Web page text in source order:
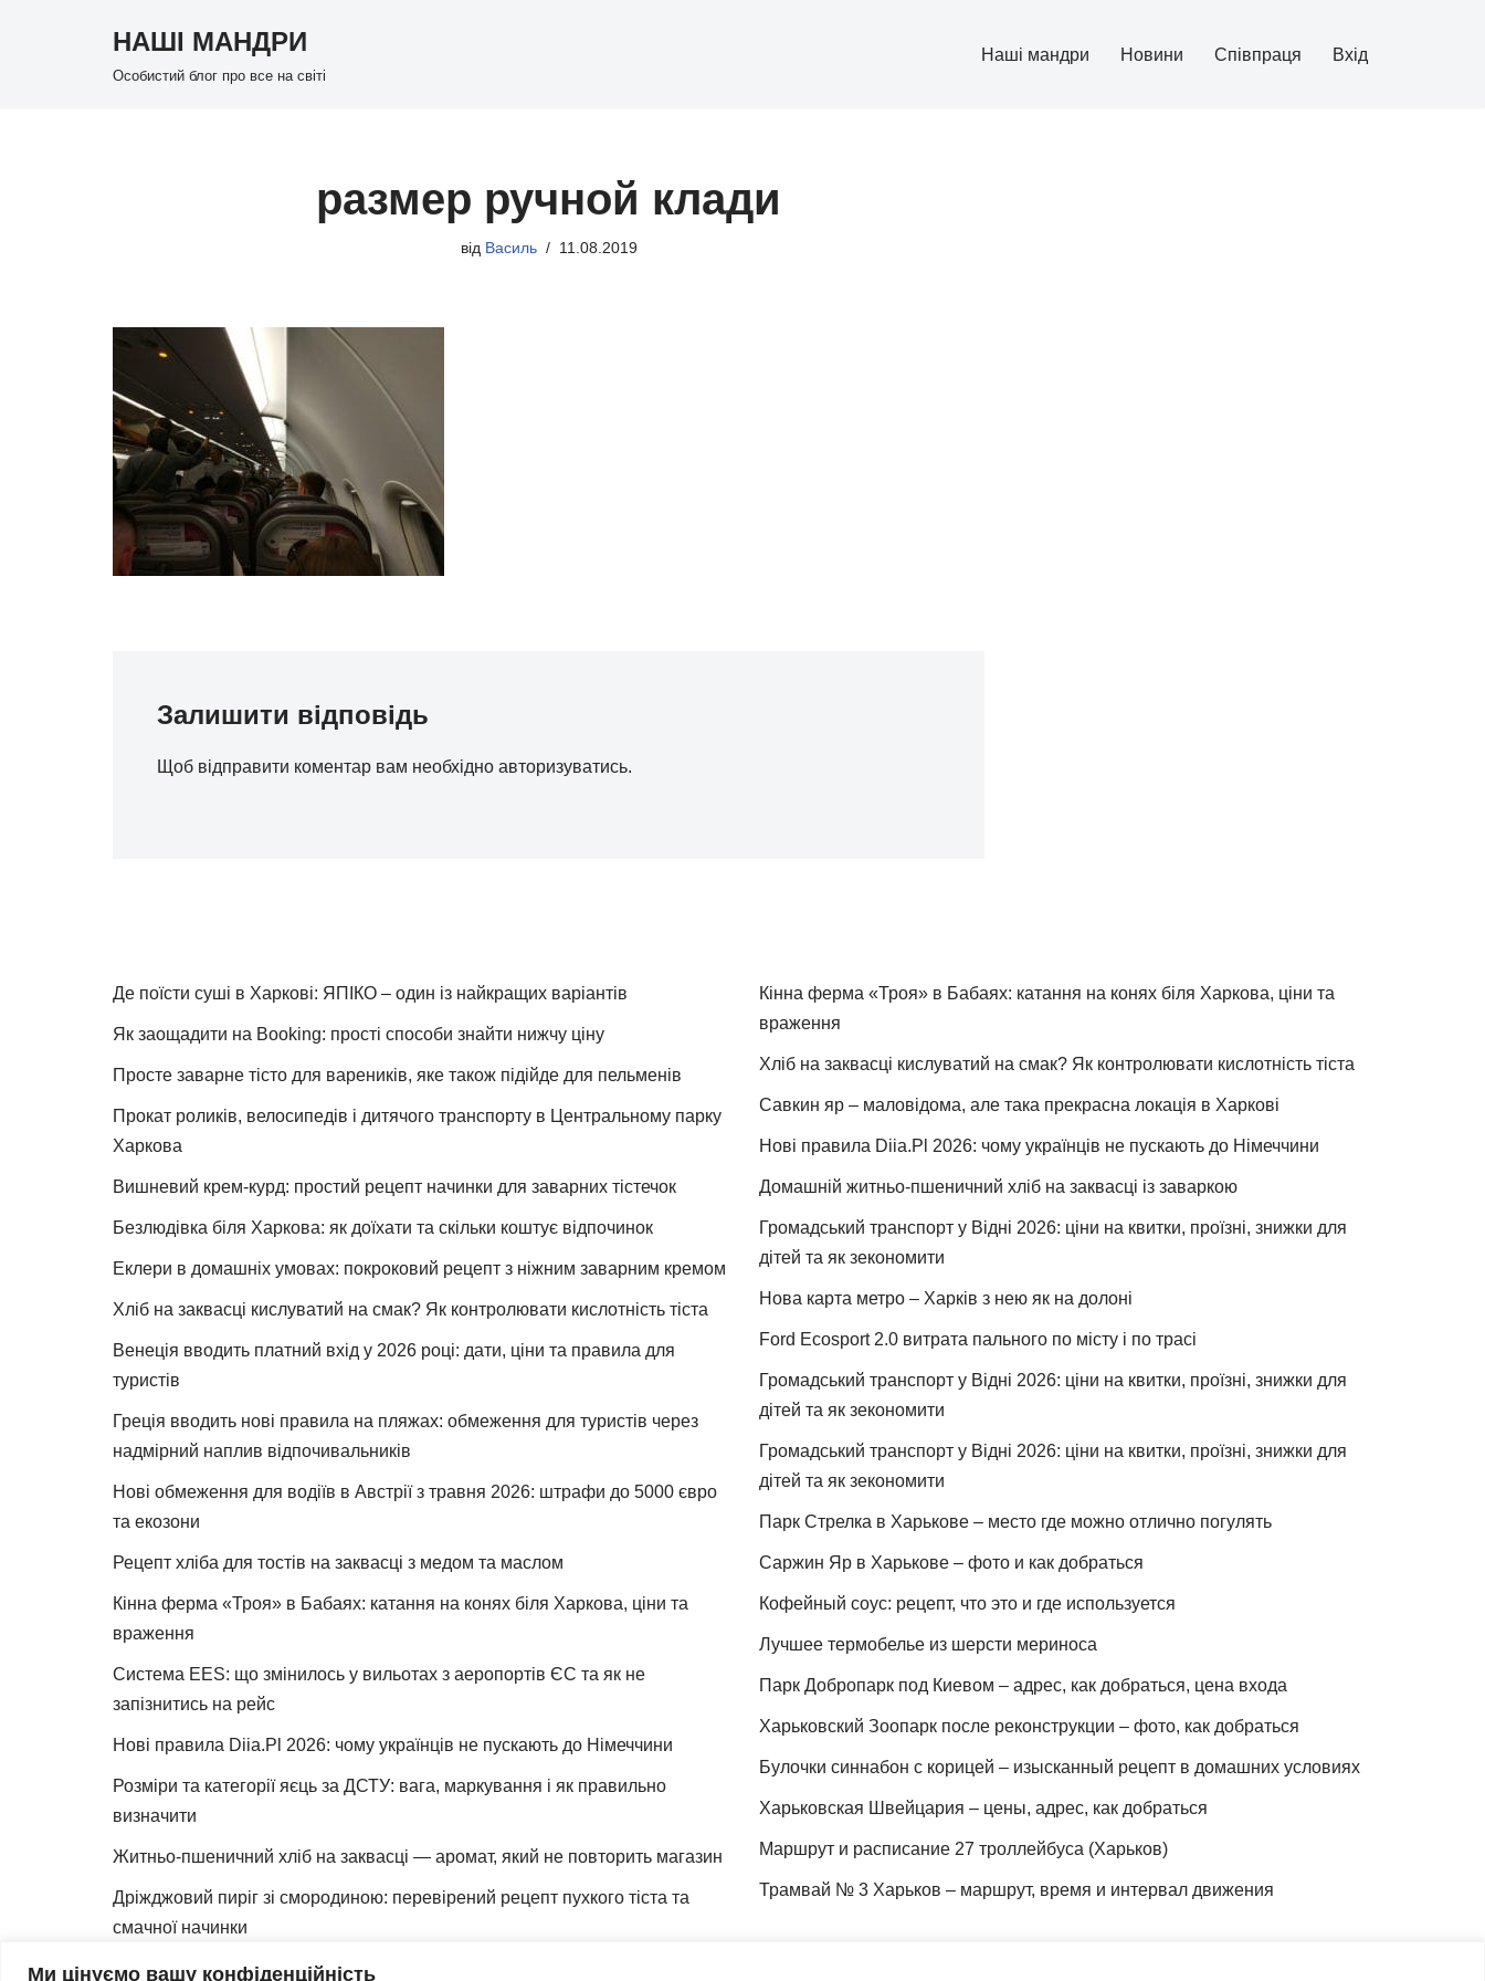
Ми цінуємо вашу конфіденційність
НАШІ МАНДРИ
Особистий блог про все на світі
Наші мандри Новини Співпраця Вхід
размер ручной клади
від Василь 11.08.2019
Залишити відповідь
Щоб відправити коментар вам необхідно авторизуватись.
Де поїсти суші в Харкові: ЯПІКО – один із найкращих варіантів
Як заощадити на Booking: прості способи знайти нижчу ціну
Просте заварне тісто для вареників, яке також підійде для пельменів
Прокат роликів, велосипедів і дитячого транспорту в Центральному парку
Харкова
Вишневий крем-курд: простий рецепт начинки для заварних тістечок
Безлюдівка біля Харкова: як доїхати та скільки коштує відпочинок
Еклери в домашніх умовах: покроковий рецепт з ніжним заварним кремом
Хліб на заквасці кислуватий на смак? Як контролювати кислотність тіста
Венеція вводить платний вхід у 2026 році: дати, ціни та правила для
туристів
Греція вводить нові правила на пляжах: обмеження для туристів через
надмірний наплив відпочивальників
Нові обмеження для водіїв в Австрії з травня 2026: штрафи до 5000 євро
та екозони
Рецепт хліба для тостів на заквасці з медом та маслом
Кінна ферма «Троя» в Бабаях: катання на конях біля Харкова, ціни та
враження
Система EES: що змінилось у вильотах з аеропортів ЄС та як не
запізнитись на рейс
Нові правила Diia.Pl 2026: чому українців не пускають до Німеччини
Розміри та категорії яєць за ДСТУ: вага, маркування і як правильно
визначити
Житньо-пшеничний хліб на заквасці — аромат, який не повторить магазин
Дріжджовий пиріг зі смородиною: перевірений рецепт пухкого тіста та
смачної начинки
Як зробити закваску для хліба вдома
Кінна ферма «Троя» в Бабаях: катання на конях біля Харкова, ціни та
враження
Хліб на заквасці кислуватий на смак? Як контролювати кислотність тіста
Савкин яр – маловідома, але така прекрасна локація в Харкові
Нові правила Diia.Pl 2026: чому українців не пускають до Німеччини
Домашній житньо-пшеничний хліб на заквасці із заваркою
Громадський транспорт у Відні 2026: ціни на квитки, проїзні, знижки для
дітей та як зекономити
Нова карта метро – Харків з нею як на долоні
Ford Ecosport 2.0 витрата пального по місту і по трасі
Громадський транспорт у Відні 2026: ціни на квитки, проїзні, знижки для
дітей та як зекономити
Громадський транспорт у Відні 2026: ціни на квитки, проїзні, знижки для
дітей та як зекономити
Парк Стрелка в Харькове – место где можно отлично погулять
Саржин Яр в Харькове – фото и как добраться
Кофейный соус: рецепт, что это и где используется
Лучшее термобелье из шерсти мериноса
Парк Добропарк под Киевом – адрес, как добраться, цена входа
Харьковский Зоопарк после реконструкции – фото, как добраться
Булочки синнабон с корицей – изысканный рецепт в домашних условиях
Харьковская Швейцария – цены, адрес, как добраться
Маршрут и расписание 27 троллейбуса (Харьков)
Трамвай № 3 Харьков – маршрут, время и интервал движения